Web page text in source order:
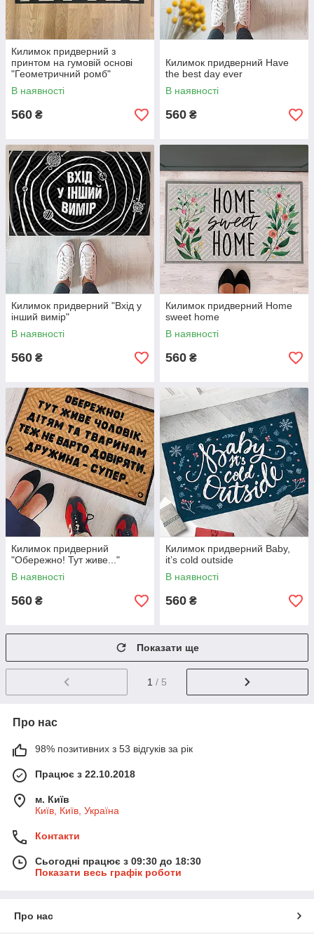
Килимок придверний з
принтом на гумовій основі
"Геометричний ромб"
В наявності
560 ₴
Килимок придверний Have
the best day ever
В наявності
560 ₴
Килимок придверний "Вхід у
інший вимір"
В наявності
560 ₴
Килимок придверний Home
sweet home
В наявності
560 ₴
Килимок придверний
"Обережно! Тут живе..."
В наявності
560 ₴
Килимок придверний Baby,
it’s cold outside
В наявності
560 ₴
Показати ще
1 / 5
Про нас
98% позитивних з 53 відгуків за рік
Працює з 22.10.2018
м. Київ
Київ, Київ, Україна
Контакти
Сьогодні працює з 09:30 до 18:30
Показати весь графік роботи
Про нас